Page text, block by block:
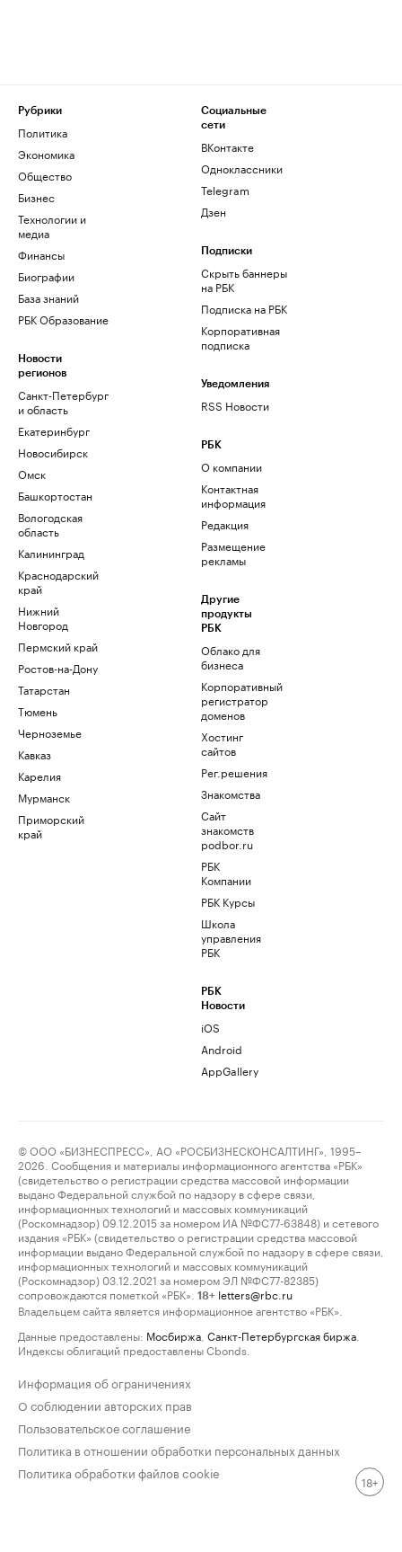
Рубрики
Политика
Экономика
Общество
Бизнес
Технологии и
медиа
Финансы
Биографии
База знаний
РБК Образование
Новости
регионов
Санкт-Петербург
и область
Екатеринбург
Новосибирск
Омск
Башкортостан
Вологодская
область
Калининград
Краснодарский
край
Нижний
Новгород
Пермский край
Ростов-на-Дону
Татарстан
Тюмень
Черноземье
Кавказ
Карелия
Мурманск
Приморский
край
Социальные
сети
ВКонтакте
Одноклассники
Telegram
Дзен
Подписки
Скрыть баннеры
на РБК
Подписка на РБК
Корпоративная
подписка
Уведомления
RSS Новости
РБК
О компании
Контактная
информация
Редакция
Размещение
рекламы
Другие
продукты
РБК
Облако для
бизнеса
Корпоративный
регистратор
доменов
Хостинг
сайтов
Рег.решения
Знакомства
Сайт
знакомств
podbor.ru
РБК
Компании
РБК Курсы
Школа
управления
РБК
РБК
Новости
iOS
Android
AppGallery
© ООО «БИЗНЕСПРЕСС», АО «РОСБИЗНЕСКОНСАЛТИНГ», 1995–
2026. Сообщения и материалы информационного агентства «РБК»
(свидетельство о регистрации средства массовой информации
выдано Федеральной службой по надзору в сфере связи,
информационных технологий и массовых коммуникаций
(Роскомнадзор) 09.12.2015 за номером ИА №ФС77-63848) и сетевого
издания «РБК» (свидетельство о регистрации средства массовой
информации выдано Федеральной службой по надзору в сфере связи,
информационных технологий и массовых коммуникаций
(Роскомнадзор) 03.12.2021 за номером ЭЛ №ФС77-82385)
сопровождаются пометкой «РБК».
18+ letters@rbc.ru
Владельцем сайта является информационное агентство «РБК».
Данные предоставлены: Мосбиржа Санкт-Петербургская биржа
Индексы облигаций предоставлены Cbonds.
Информация об ограничениях
О соблюдении авторских прав
Пользовательское соглашение
Политика в отношении обработки персональных данных
Политика обработки файлов cookie
18+